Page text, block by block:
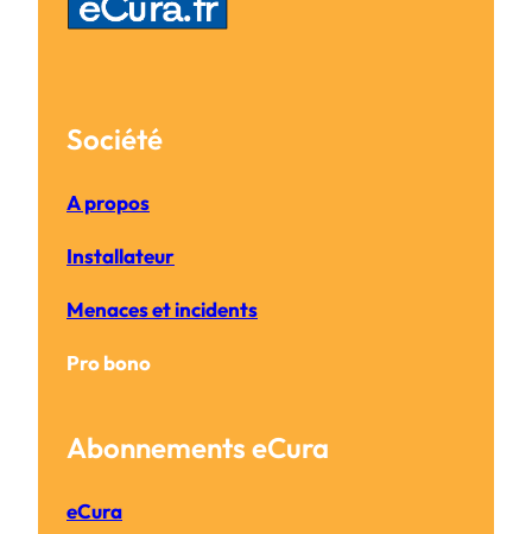
Société
A propos
Installateur
Menaces et incidents
Pro bono
Abonnements eCura
eCura